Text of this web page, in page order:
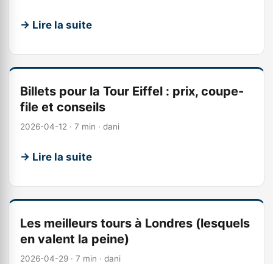
→ Lire la suite
Billets pour la Tour Eiffel : prix, coupe-
file et conseils
2026-04-12 · 7 min · dani
→ Lire la suite
Les meilleurs tours à Londres (lesquels
en valent la peine)
2026-04-29 · 7 min · dani